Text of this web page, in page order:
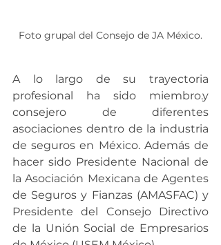
Foto grupal del Consejo de JA México.
A lo largo de su trayectoria
profesional ha sido miembro.y
consejero de diferentes
asociaciones dentro de la industria
de seguros en México. Además de
hacer sido Presidente Nacional de
la Asociación Mexicana de Agentes
de Seguros y Fianzas (AMASFAC) y
Presidente del Consejo Directivo
de la Unión Social de Empresarios